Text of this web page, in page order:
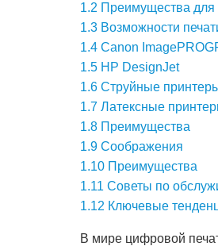
1.2 Преимущества для
1.3 Возможности
1.4 Canon
1.5 HP DesignJet
1.6 Струйные
1.7 Латексные
1.8 Преимущества
1.9 Соображения
1.10 Преимущества
1.11 Советы по
1.12 Ключевые
В мире цифровой